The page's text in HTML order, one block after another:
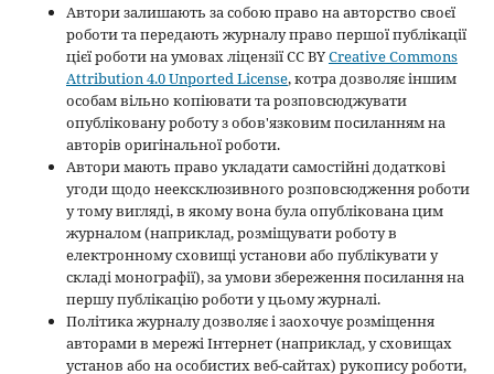
Автори залишають за собою право на авторство своєї
роботи та передають журналу право першої публікації
цієї роботи на умовах ліцензії CC BYCreative Commons
Attribution 4.0 Unported License, котра дозволяє іншим
особам вільно копіювати та розповсюджувати
опубліковану роботу з обов'язковим посиланням на
авторів оригінальної роботи.
Автори мають право укладати самостійні додаткові
угоди щодо неексклюзивного розповсюдження роботи
у тому вигляді, в якому вона була опублікована цим
журналом (наприклад, розміщувати роботу в
електронному сховищі установи або публікувати у
складі монографії), за умови збереження посилання на
першу публікацію роботи у цьому журналі.
Політика журналу дозволяє і заохочує розміщення
авторами в мережі Інтернет (наприклад, у сховищах
установ або на особистих веб-сайтах) рукопису роботи,